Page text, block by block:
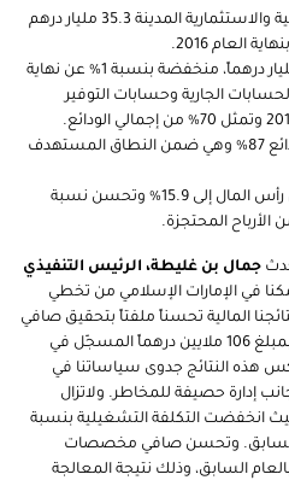
بلغت ذمم الأنشطة التمويلية والاستثمارية المدينة 35.3 مليار درهم
بلغت ودائع العملاء 40.8 مليار درهماً، منخفضة بنسبة 1% عن نهاية
الحسابات الجارية وحسابات التوفير
بلغت نسبة التمويل إلى الودائع 87% وهي ضمن النطاق المستهدف
ارتفاع نسبة الشق الأول من رأس المال إلى 15.9% وتحسن نسبة
جمال بن غليطة، الرئيس التنفيذي
في الإمارات الإسلامي من تخطي
أظهرت نتائجنا المالية تحسناً ملفتاً بتحقيق صافي
ربح قدره 498 مليون درهماً، مقارنة بمبلغ 106 ملايين درهماً المسجّل في
هذه النتائج جدوى سياساتنا في
إدارة حصيفة للمخاطر. ولاتزال
انخفضت التكلفة التشغيلية بنسبة
السابق. وتحسن صافي مخصصات
41% مقارنةبالعام السابق، وذلك نتيجة المعالجة